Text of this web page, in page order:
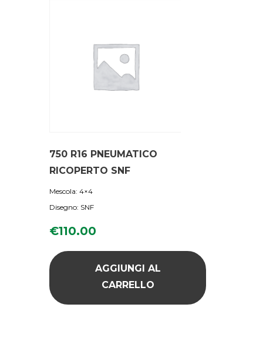
750 R16 PNEUMATICO
RICOPERTO SNF
Mescola: 4×4
Disegno: SNF
€110.00
AGGIUNGI AL
CARRELLO